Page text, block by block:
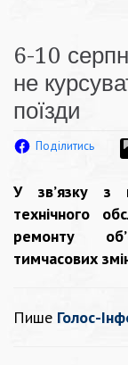
6-10
не
поїзди
Поділитись
У зв’язку з
технічного
ремонту
тимчасових
Пише Голос-